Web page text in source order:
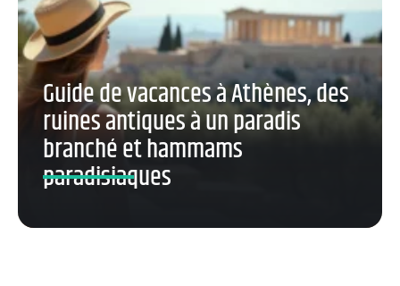
Guide de vacances à Athènes, des
ruines antiques à un paradis
branché et hammams
paradisiaques